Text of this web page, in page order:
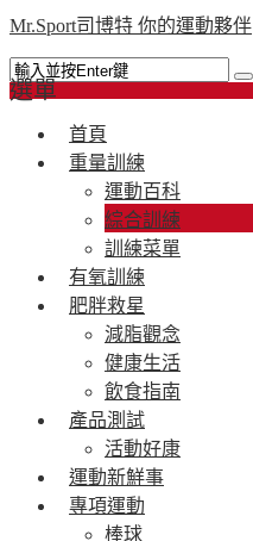
Mr.Sport司博特 你的運動夥伴
選單
首頁
重量訓練
運動百科
綜合訓練
訓練菜單
有氧訓練
肥胖救星
減脂觀念
健康生活
飲食指南
產品測試
活動好康
運動新鮮事
專項運動
棒球